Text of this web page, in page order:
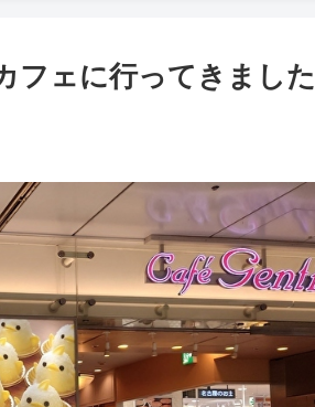
フェに行ってきました